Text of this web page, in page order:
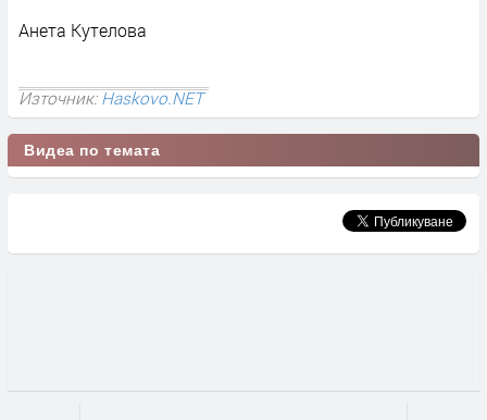
Анета Кутелова
Източник:Haskovo.NET
Видеа по темата